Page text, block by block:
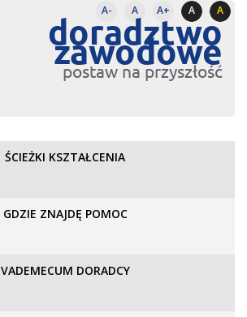
A- A A+ A A
doradztwo
zawodowe
postaw na przyszłość
ŚCIEŻKI KSZTAŁCENIA
GDZIE ZNAJDĘ POMOC
VADEMECUM DORADCY